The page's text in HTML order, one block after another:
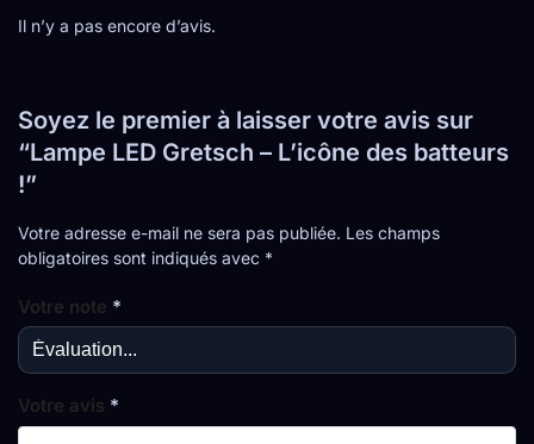
Il n’y a pas encore d’avis.
Soyez le premier à laisser votre avis sur
“Lampe LED Gretsch – L’icône des batteurs
!”
Votre adresse e-mail ne sera pas publiée. Les champs
obligatoires sont indiqués avec *
Votre note *
Votre avis *